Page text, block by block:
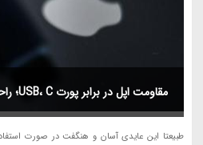
مقاومت اپل در برابر پورت USB، C؛ راحتی کاربر یا پول؟